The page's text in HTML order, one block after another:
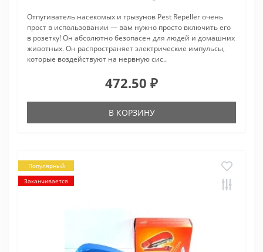
Отпугиватель насекомых и грызунов Pest Repeller очень
прост в использовании — вам нужно просто включить его
в розетку! Он абсолютно безопасен для людей и домашних
животных. Он распространяет электрические импульсы,
которые воздействуют на нервную сис..
472.50 ₽
В КОРЗИНУ
Популярный
Заканчивается